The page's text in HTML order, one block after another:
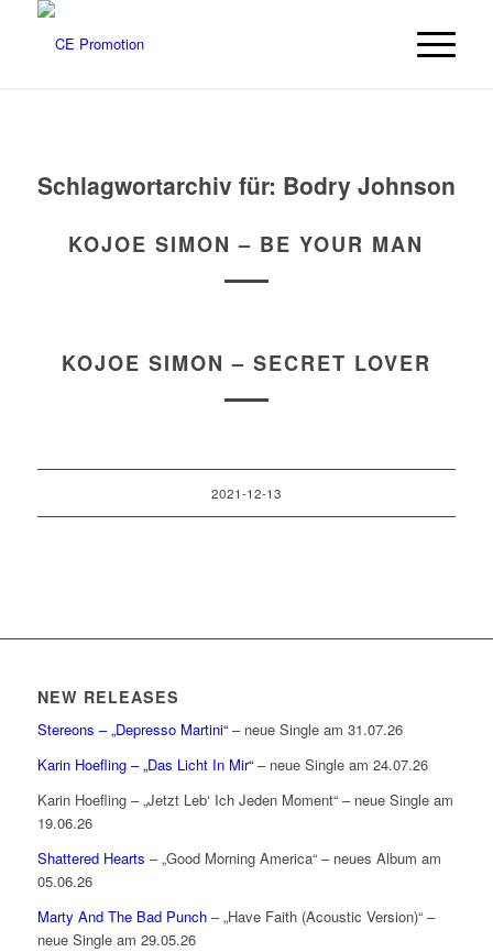
Schlagwortarchiv für: Bodry Johnson
KOJOE SIMON – BE YOUR MAN
KOJOE SIMON – SECRET LOVER
2021-12-13
NEW RELEASES
Stereons – „Depresso Martini“– neue Single am 31.07.26
Karin Hoefling – „Das Licht In Mir“– neue Single am 24.07.26
Karin Hoefling – „Jetzt Leb‘ Ich Jeden Moment“ – neue Single am
19.06.26
Shattered Hearts – „Good Morning America“ – neues Album am
05.06.26
Marty And The Bad Punch– „Have Faith (Acoustic Version)“ –
neue Single am 29.05.26